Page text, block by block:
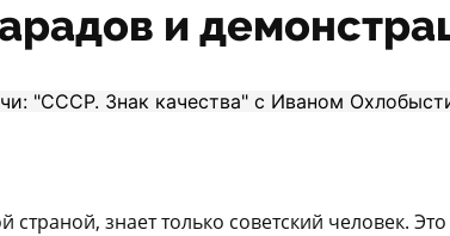
и
страной, знает только советский человек.